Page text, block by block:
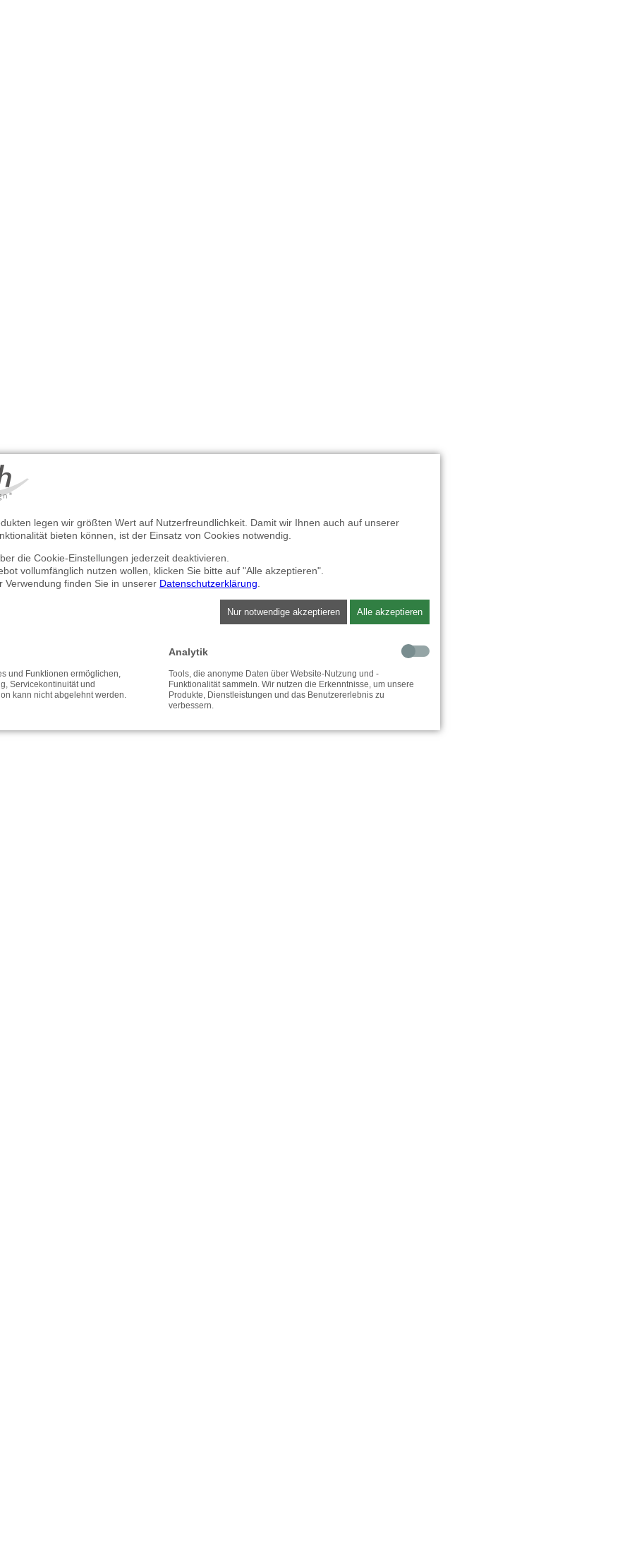
legen wir größten Wert auf Nutzerfreundlichkeit. Damit wir Ihnen auch auf unserer
bieten können, ist der Einsatz von Cookies notwendig.
die Cookie-Einstellungen jederzeit deaktivieren.
vollumfänglich nutzen wollen, klicken Sie bitte auf "Alle akzeptieren".
Verwendung finden Sie in unserer Datenschutzerklärung
Nur notwendige akzeptieren Alle akzeptieren
und Funktionen ermöglichen,
Servicekontinuität und
kann nicht abgelehnt werden.
Analytik
Tools, die anonyme Daten über Website-Nutzung und -
Funktionalität sammeln. Wir nutzen die Erkenntnisse, um unsere
Produkte, Dienstleistungen und das Benutzererlebnis zu
verbessern.